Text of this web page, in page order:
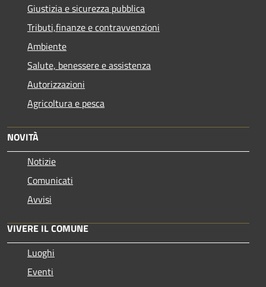
Giustizia e sicurezza pubblica
Tributi,finanze e contravvenzioni
Ambiente
Salute, benessere e assistenza
Autorizzazioni
Agricoltura e pesca
NOVITÀ
Notizie
Comunicati
Avvisi
VIVERE IL COMUNE
Luoghi
Eventi